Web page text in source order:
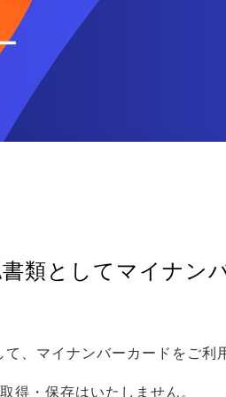
類としてマイナン
、マイナンバーカードをご利
得・保存はいたしません。